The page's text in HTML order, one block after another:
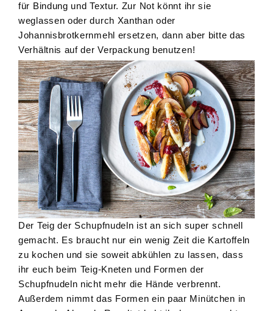
für Bindung und Textur. Zur Not könnt ihr sie
weglassen oder durch Xanthan oder
Johannisbrotkernmehl ersetzen, dann aber bitte das
Verhältnis auf der Verpackung benutzen!
Der Teig der Schupfnudeln ist an sich super schnell
gemacht. Es braucht nur ein wenig Zeit die Kartoffeln
zu kochen und sie soweit abkühlen zu lassen, dass
ihr euch beim Teig-Kneten und Formen der
Schupfnudeln nicht mehr die Hände verbrennt.
Außerdem nimmt das Formen ein paar Minütchen in